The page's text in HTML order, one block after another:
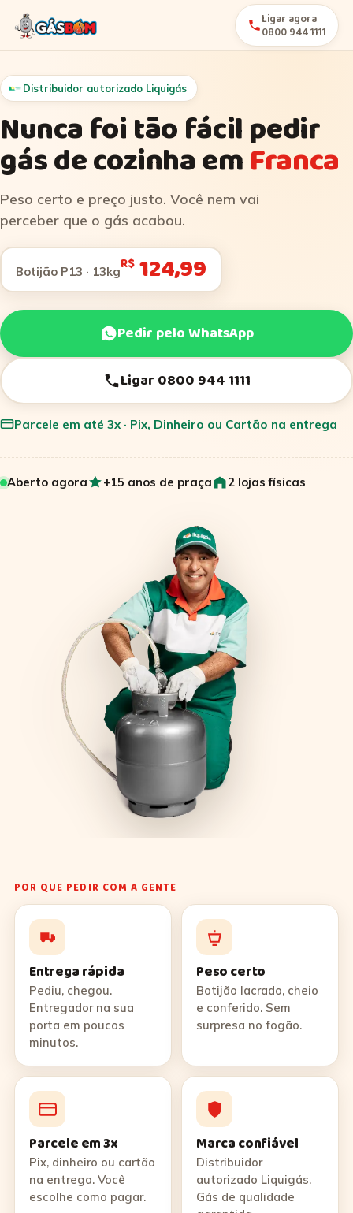
Ligar agora
0800 944 1111
Distribuidor autorizado Liquigás
Nunca foi tão fácil pedir
gás de cozinha emFranca
Peso certo e preço justo. Você nem vai
perceber que o gás acabou.
Botijão P13 · 13kgR$ 124,99
Pedir pelo WhatsApp
Ligar 0800 944 1111
Parcele em até 3x · Pix, Dinheiro ou Cartão na entrega
Aberto agora +15 anos de praça 2 lojas físicas
POR QUE PEDIR COM A GENTE
Entrega rápida
Pediu, chegou.
Entregador na sua
porta em poucos
minutos.
Peso certo
Botijão lacrado, cheio
e conferido. Sem
surpresa no fogão.
Parcele em 3x
Pix, dinheiro ou cartão
na entrega. Você
escolhe como pagar.
Marca confiável
Distribuidor
autorizado Liquigás.
Gás de qualidade